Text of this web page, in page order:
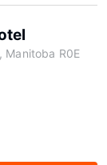
Manitoba R0E